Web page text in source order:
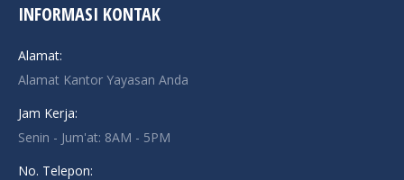
INFORMASI KONTAK
Alamat:
Alamat Kantor Yayasan Anda
Jam Kerja:
Senin - Jum'at: 8AM - 5PM
No. Telepon: